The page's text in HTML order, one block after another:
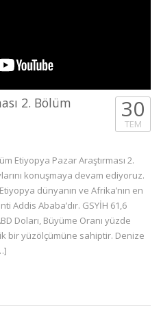
2. Bölüm 30
TEM
Etiyopya Pazar Araştırması 2.
konuşmaya devam ediyoruz.
dünyanın ve Afrika’nın en
Addis Ababa’dır. GSYİH 61,6
Doları, Büyüme Oranı yüzde
bir yüzölçümüne sahiptir. Denize